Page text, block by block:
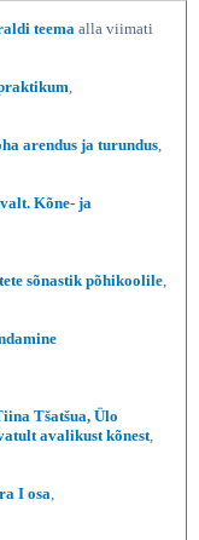
teema alla viimati
arendus ja turundus
Kõne- ja
sõnastik põhikoolile
Tšatšua, Ülo
avalikust kõnest
I osa